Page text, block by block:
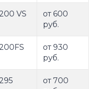
VS
от 600
руб.
от 930
руб.
от 700